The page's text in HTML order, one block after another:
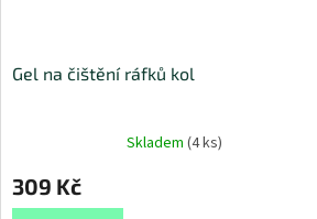
Gel na čištění ráfků kol
Skladem (4 ks)
309 Kč